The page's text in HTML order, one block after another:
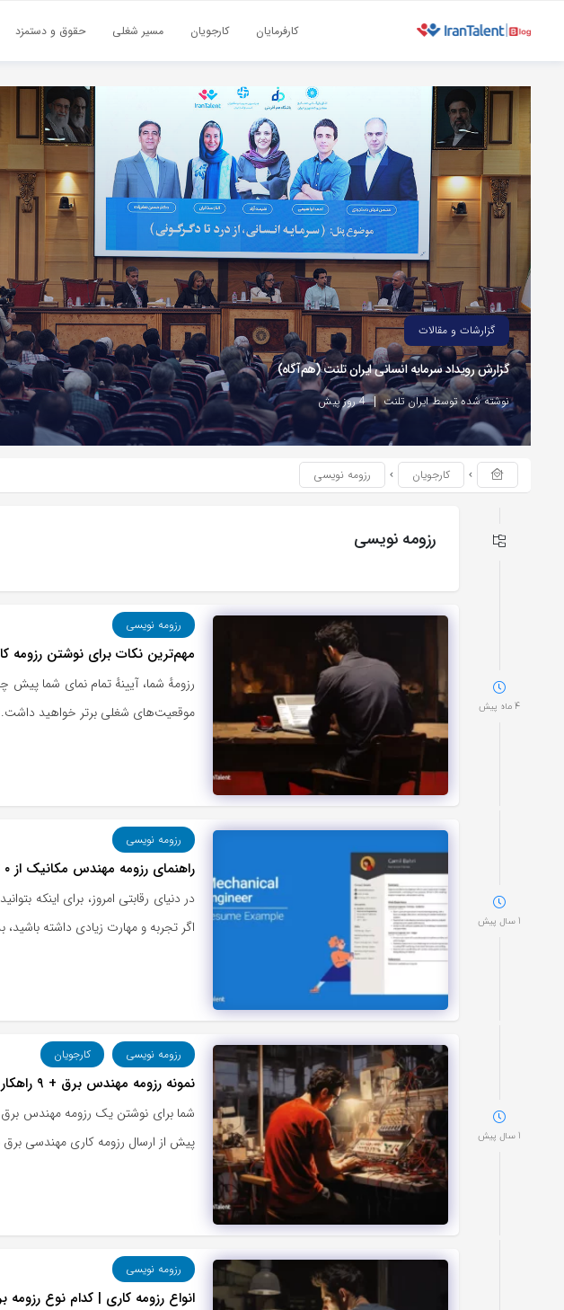
کارفرمایان کارجویان مسیر شغلی حقوق و دستمزد
گزارشات و مقالات
گزارش رویداد سرمایه انسانی ایران تلنت (هم‌آگاه)
نوشته شده توسط ایران تلنت 4 روز پیش
کارجویان رزومه نویسی
رزومه نویسی
4 ماه پیش
رزومه نویسی
مهم‌ترین نکات برای نوشتن رزومه
رزومهٔ شما، آیینهٔ تمام نمای شما
موقعیت‌های شغلی برتر خواهید داشت.
1 سال پیش
رزومه نویسی
راهنمای رزومه مهندس مکانیک از ۰ تا ۱۰۰ + نمونه رزومه
در دنیای رقابتی امروز، برای اینکه
اگر تجربه و مهارت زیادی داشته باشید،
1 سال پیش
رزومه نویسی کارجویان
نمونه رزومه مهندس برق + ۹ راهکار و راهنمای نوشتن
شما برای نوشتن یک رزومه مهندس برق
پیش از ارسال رزومه کاری مهندسی برق
رزومه نویسی
انواع رزومه کاری | کدام نوع